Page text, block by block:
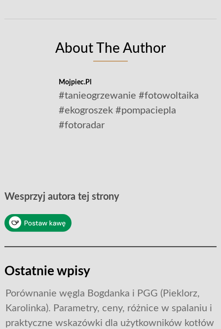
About The Author
Mojpiec.pl
#tanieogrzewanie #fotowoltaika
#ekogroszek #pompaciepla
#fotoradar
Wesprzyj autora tej strony
Ostatnie wpisy
Porównanie węgla Bogdanka i PGG (Pieklorz,
Karolinka). Parametry, ceny, różnice w spalaniu i
praktyczne wskazówki dla użytkowników kotłów